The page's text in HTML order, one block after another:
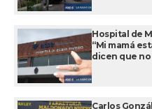
Hospital de
“Mi mamá
dicen que
Carlos